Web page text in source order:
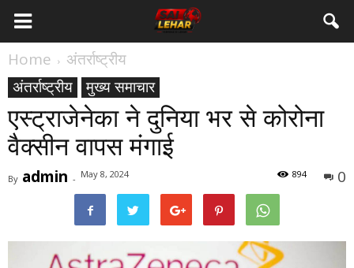
Home
अंतर्राष्ट्रीय
अंतर्राष्ट्रीय
मुख्य समाचार
एस्ट्राजेनेका ने दुनिया भर से कोरोना
वैक्सीन वापस मंगाई
By admin - May 8, 2024 0
894